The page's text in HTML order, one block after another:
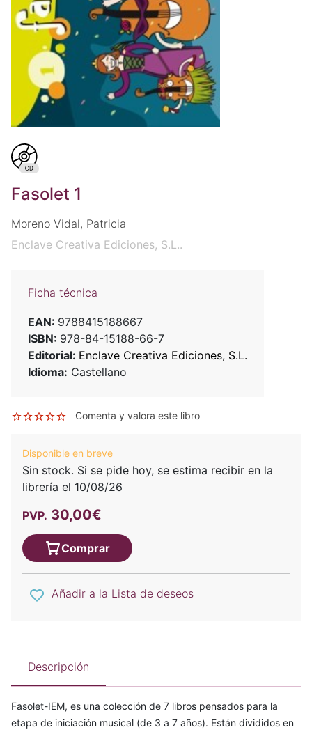
Fasolet 1
Moreno Vidal, Patricia
Enclave Creativa Ediciones, S.L..
Ficha técnica
EAN: 9788415188667
ISBN: 978-84-15188-66-7
Editorial: Enclave Creativa Ediciones, S.L.
Idioma: Castellano
Comenta y valora este libro
Disponible en breve
Sin stock. Si se pide hoy, se estima recibir en la
librería el 10/08/26
PVP. 30,00€
Comprar
Añadir a la Lista de deseos
Descripción
Fasolet-IEM, es una colección de 7 libros pensados para la
etapa de iniciación musical (de 3 a 7 años). Están divididos en